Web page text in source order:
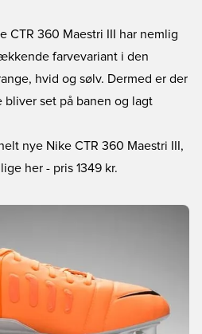
CTR 360 Maestri III har nemlig
farvevariant i den
hvid og sølv. Dermed er der
bliver set på banen og lagt
nye Nike CTR 360 Maestri III,
her - pris 1349 kr.